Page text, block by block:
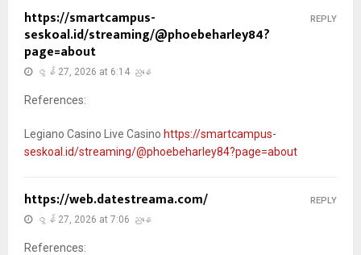
https://smartcampus-
seskoal.id/streaming/@phoebeharley84?
page=about
ဇွန် 27, 2026 at 6:14 ညနေ
References:
Legiano Casino Live Casino https://smartcampus-
seskoal.id/streaming/@phoebeharley84?page=about
REPLY
https://web.datestreama.com/
ဇွန် 27, 2026 at 7:06 ညနေ
References:
REPLY